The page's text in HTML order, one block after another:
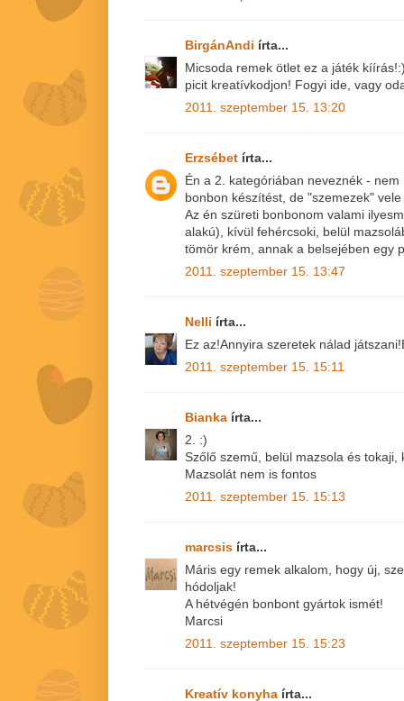
BirgánAndi írta...
Micsoda remek ötlet ez a játék
picit kreatívkodjon! Fogyi ide, vagy
2011. szeptember 15. 13:20
Erzsébet írta...
Én a 2. kategóriában neveznék -
bonbon készítést, de "szemezek"
Az én szüreti bonbonom valami
alakú), kívül fehércsoki, belül
tömör krém, annak a belsejében egy
2011. szeptember 15. 13:47
Nelli írta...
Ez az!Annyira szeretek nálad
2011. szeptember 15. 15:11
Bianka írta...
2. :)
Szőlő szemű, belül mazsola és
Mazsolát nem is fontos
2011. szeptember 15. 15:13
marcsis írta...
Máris egy remek alkalom, hogy új,
hódoljak!
A hétvégén bonbont gyártok ismét!
Marcsi
2011. szeptember 15. 15:23
Kreatív konyha írta...